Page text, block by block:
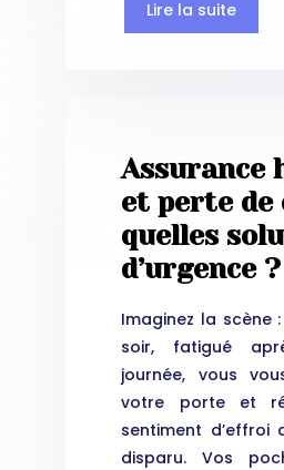
Lire la suite
Assurance
et perte de
quelles
d’urgence ?
Imaginez la scène
soir, fatigué
journée, vous
votre porte et
sentiment d’effroi
disparu. Vos